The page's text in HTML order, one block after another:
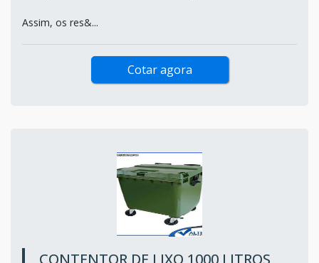
Assim, os res&...
Cotar agora
CONTENTOR DE LIXO 1000 LITROS